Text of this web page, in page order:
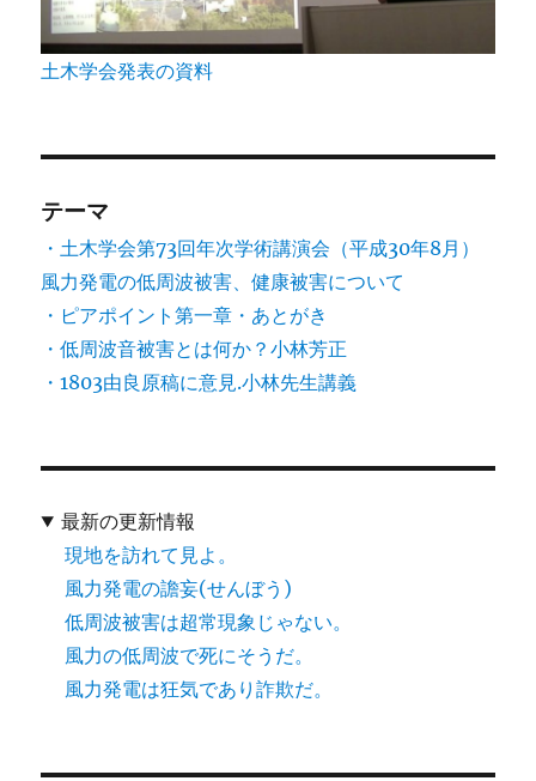
土木学会発表の資料
テーマ
・土木学会第73回年次学術講演会（平成30年8月）
風力発電の低周波被害、健康被害について
・ピアポイント第一章・あとがき
・低周波音被害とは何か？小林芳正
・1803由良原稿に意見.小林先生講義
最新の更新情報
現地を訪れて見よ。
風力発電の譫妄(せんぼう)
低周波被害は超常現象じゃない。
風力の低周波で死にそうだ。
風力発電は狂気であり詐欺だ。